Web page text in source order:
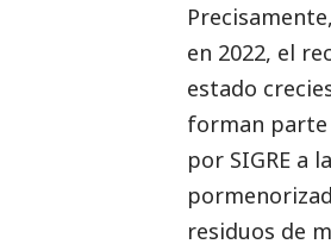
en 2022, el
estado
forman parte
por SIGRE a
residuos de